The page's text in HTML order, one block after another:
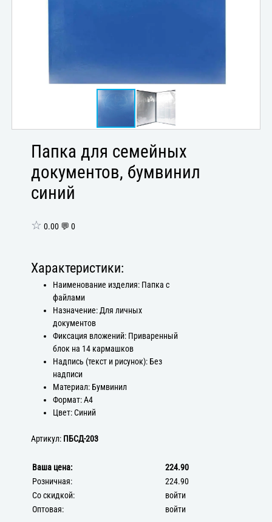
Папка для семейных
документов, бумвинил
синий
☆ 0.00 💬 0
Характеристики:
Наименование изделия: Папка с
файлами
Назначение: Для личных
документов
Фиксация вложений: Приваренный
блок на 14 кармашков
Надпись (текст и рисунок): Без
надписи
Материал: Бумвинил
Формат: А4
Цвет: Синий
Артикул: ПБСД-203
Ваша цена:
224.90
Розничная:
224.90
Со скидкой:
войти
Оптовая:
войти